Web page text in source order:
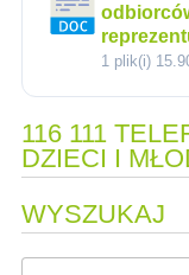
1 plik(i)
116 111
DZIECI I
WYSZUKAJ